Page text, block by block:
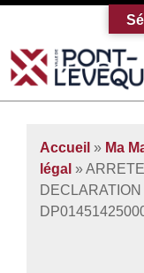
Accueil » Ma
légal »